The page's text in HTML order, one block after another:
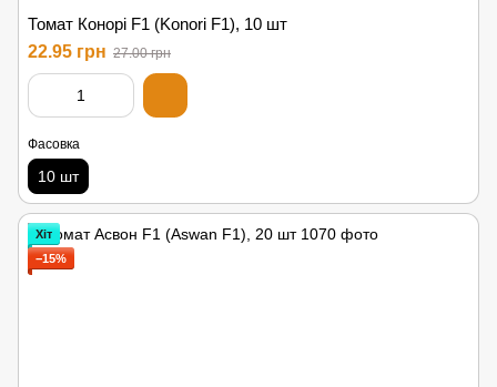
Томат Конорі F1 (Konori F1), 10 шт
22.95 грн 27.00 грн
Фасовка
10 шт
Хіт
−15%